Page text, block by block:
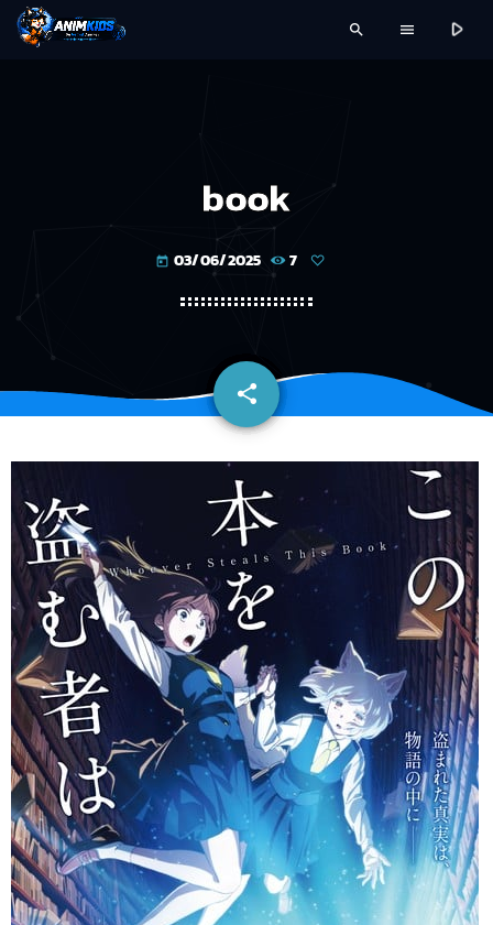
search menu play_arrow
book
today 03/06/2025 7
share
email